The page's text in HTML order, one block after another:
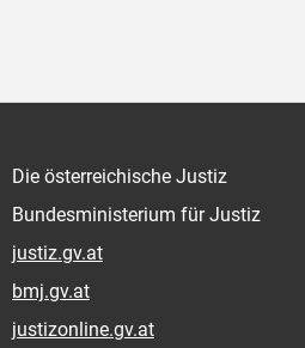
Die österreichische Justiz
Bundesministerium für Justiz
justiz.gv.at
bmj.gv.at
justizonline.gv.at